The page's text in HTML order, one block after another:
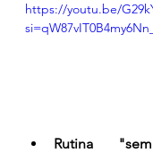
https://youtu.be/
si=qW87vIT0B4my6Nn_
Rutina